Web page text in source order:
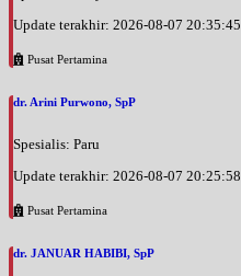
Update terakhir: 2026-08-07 20:35:45
Pusat Pertamina
dr. Arini Purwono, SpP
Spesialis: Paru
Update terakhir: 2026-08-07 20:25:58
Pusat Pertamina
dr. JANUAR HABIBI, SpP